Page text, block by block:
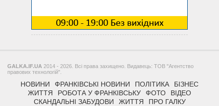
GALKA.IF.UA 2014 - 2026. Всі права захищено. Видавець: ТОВ "Агентство
правових технологій".
НОВИНИ ФРАНКІВСЬКІ НОВИНИ ПОЛІТИКА
БІЗНЕС
ЖИТТЯ
РОБОТА У ФРАНКІВСЬКУ ФОТО
ВІДЕО
СКАНДАЛЬНІ ЗАБУДОВИ
ЖИТТЯ ПРО ГАЛКУ